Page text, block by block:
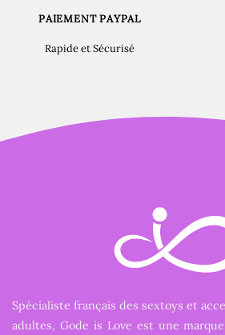
PAIEMENT PAYPAL
Rapide et Sécurisé
Spécialiste français des sextoys et
adultes, Gode is Love est une